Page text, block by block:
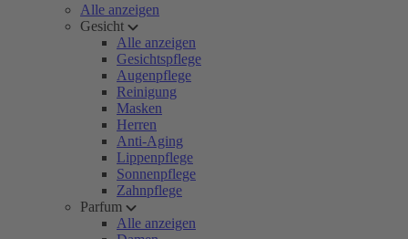
Alle anzeigen
Gesicht
Alle anzeigen
Gesichtspflege
Augenpflege
Reinigung
Masken
Herren
Anti-Aging
Lippenpflege
Sonnenpflege
Zahnpflege
Parfum
Alle anzeigen